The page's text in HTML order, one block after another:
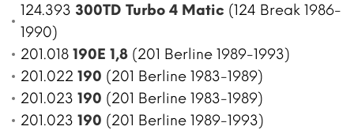
124.393 300TD Turbo 4 Matic (124 Break 1986-
1990)
201.018 190E 1,8 (201 Berline 1989-1993)
201.022 190 (201 Berline 1983-1989)
201.023 190 (201 Berline 1983-1989)
201.023 190 (201 Berline 1989-1993)